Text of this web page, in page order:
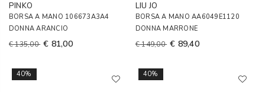
PINKO
BORSA A MANO 106673A3A4
DONNA ARANCIO
€ 135,00 € 81,00
LIU JO
BORSA A MANO AA6049E1120
DONNA MARRONE
€ 149,00 € 89,40
40% 40%